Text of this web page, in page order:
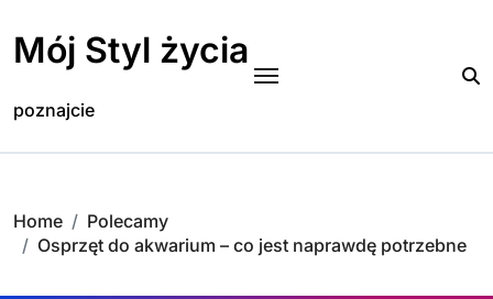
content
Mój Styl życia
poznajcie
Home
Polecamy
Osprzęt do akwarium – co jest naprawdę potrzebne